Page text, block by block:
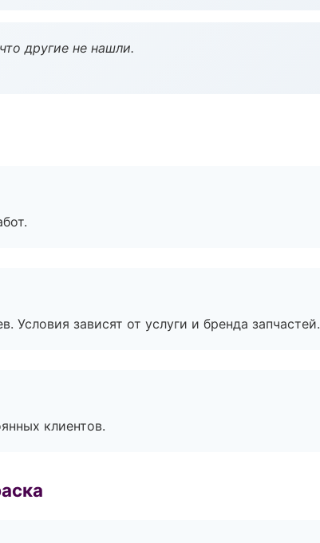
другие не нашли.
зависят от услуги и бренда запчастей.
клиентов.